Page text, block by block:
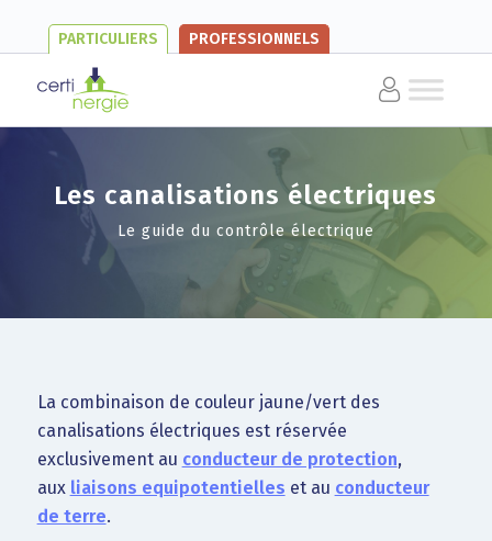
PARTICULIERS PROFESSIONNELS
Les canalisations électriques
Le guide du contrôle électrique
La combinaison de couleur jaune/vert des
canalisations électriques est réservée
exclusivement au conducteur de protection,
aux liaisons equipotentielles et au conducteur
de terre.